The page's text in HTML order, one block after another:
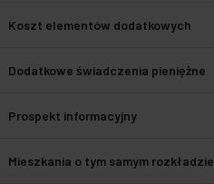
Koszt elementów dodatkowych
Dodatkowe świadczenia pieniężne
Prospekt informacyjny
Mieszkania o tym samym rozkładzie